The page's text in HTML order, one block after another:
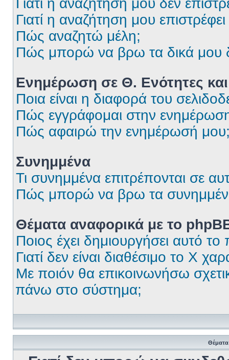
Γιατί η αναζήτηση μου δεν
Γιατί η αναζήτηση μου
Πώς αναζητώ μέλη;
Πώς μπορώ να βρω τα δικά μου
Ενημέρωση σε Θ. Ενότητες και
Ποια είναι η διαφορά του
Πώς εγγράφομαι στην
Πώς αφαιρώ την ενημέρωσή
Συνημμένα
Τι συνημμένα επιτρέπονται σε
Πώς μπορώ να βρω τα
Θέματα αναφορικά με το
Ποιος έχει δημιουργήσει αυτό
Γιατί δεν είναι διαθέσιμο το Χ
Με ποιόν θα επικοινωνήσω
πάνω στο σύστημα;
Θέματα